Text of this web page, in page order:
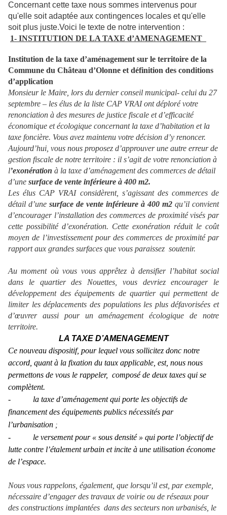
Concernant cette taxe nous sommes intervenus pour
qu'elle soit adaptée aux contingences locales et qu'elle
soit plus juste.Voici le texte de notre intervention :
1- INSTITUTION DE LA TAXE d’AMENAGEMENT
Institution de la taxe d’aménagement sur le territoire de la
Commune du Château d’Olonne et définition des conditions
d’application
Monsieur le Maire, lors du dernier conseil municipal- celui du 27
septembre – les élus de la liste CAP VRAI ont déploré votre
renonciation à des mesures de justice fiscale et d’efficacité
économique et écologique concernant la taxe d’habitation et la
taxe foncière. Vous avez maintenu votre décision d’y renoncer.
Aujourd’hui, vous nous proposez d’approuver une autre erreur de
gestion fiscale de notre territoire : il s’agit de votre renonciation à
l’exonération à la taxe d’aménagement des commerces de détail
d’une surface de vente inférieure à 400 m2.
Les élus CAP VRAI considèrent, s’agissant des commerces de
détail d’une surface de vente inférieure à 400 m2 qu’il convient
d’encourager l’installation des commerces de proximité visés par
cette possibilité d’exonération. Cette exonération réduit le coût
moyen de l’investissement pour des commerces de proximité par
rapport aux grandes surfaces que vous paraissez soutenir.
Au moment où vous vous apprêtez à densifier l’habitat social
dans le quartier des Nouettes, vous devriez encourager le
développement des équipements de quartier qui permettent de
limiter les déplacements des populations les plus défavorisées et
d’œuvrer aussi pour un aménagement écologique de notre
territoire.
LA TAXE D’AMENAGEMENT
Ce nouveau dispositif, pour lequel vous sollicitez donc notre
accord, quant à la fixation du taux applicable, est, nous nous
permettons de vous le rappeler, composé de deux taxes qui se
complètent.
-
la taxe d’aménagement qui porte les objectifs de
financement des équipements publics nécessités par
l’urbanisation ;
-
le versement pour « sous densité » qui porte l’objectif de
lutte contre l’étalement urbain et incite à une utilisation économe
de l’espace.
Nous vous rappelons, également, que lorsqu’il est, par exemple,
nécessaire d’engager des travaux de voirie ou de réseaux pour
des constructions implantées dans des secteurs non urbanisés, le